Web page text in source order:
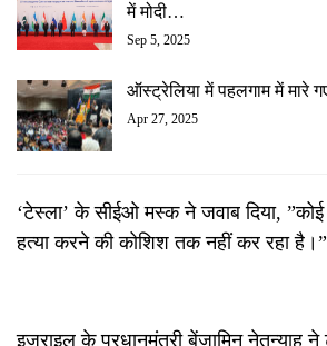
में मोदी…
Sep 5, 2025
ऑस्ट्रेलिया में पहलगाम में मारे
Apr 27, 2025
‘टेस्ला’ के सीईओ मस्क ने जवाब दिया,
हत्या करने की कोशिश तक नहीं कर रहा है।”
इजराइल के प्रधानमंत्री बेंजामिन नेतन्याहू